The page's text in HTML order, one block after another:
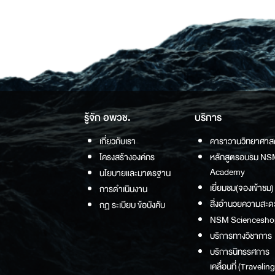
รู้จัก อพวช.
เกี่ยวกับเรา
โครงสร้างองค์กร
นโยบายและมาตรฐาน
การดำเนินงาน
กฏ ระเบียบ ข้อบังคับ
บริการ
คาราวานวิทยาศา
หลักสูตรอบรม
Academy
เยี่ยมชม(จองเข้าชม)
สิ่งอำนวยความสะ
NSM
บริการทางวิชาการ
บริการนิทรรศการ
เคลื่อนที่ (Traveling